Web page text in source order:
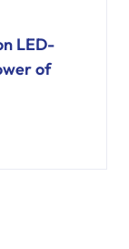
LED-
of